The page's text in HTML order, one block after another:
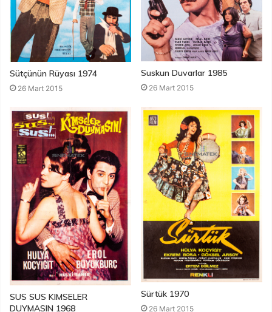
Sütçünün Rüyası 1974
26 Mart 2015
Suskun Duvarlar 1985
26 Mart 2015
SUS SUS KIMSELER
DUYMASIN 1968
Sürtük 1970
26 Mart 2015